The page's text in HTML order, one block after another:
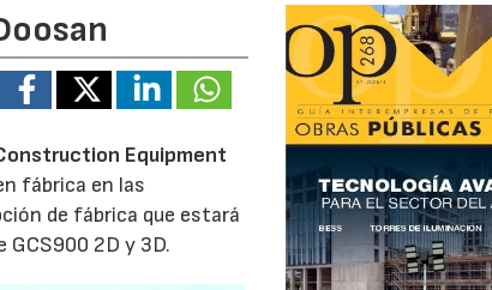
Equipment
fábrica en las
de fábrica que estará
2D y 3D.